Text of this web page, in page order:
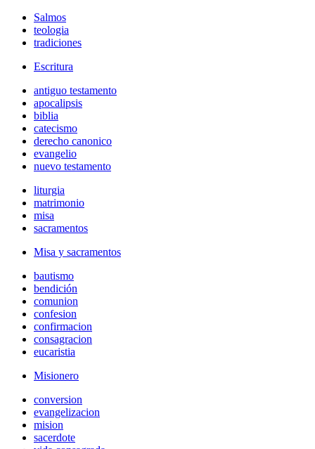
Salmos
teologia
tradiciones
Escritura
antiguo testamento
apocalipsis
biblia
catecismo
derecho canonico
evangelio
nuevo testamento
liturgia
matrimonio
misa
sacramentos
Misa y sacramentos
bautismo
bendición
comunion
confesion
confirmacion
consagracion
eucaristia
Misionero
conversion
evangelizacion
mision
sacerdote